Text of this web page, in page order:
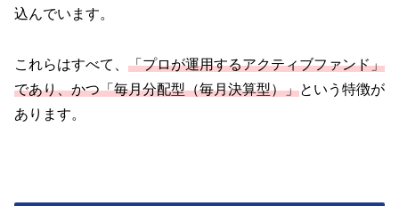
込んでいます。
これらはすべて、 「プロが運用するアクティブファンド」
であり、かつ「毎月分配型（毎月決算型）」という特徴が
あります。